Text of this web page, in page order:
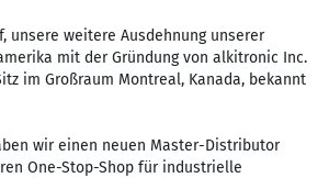
unsere weitere Ausdehnung unserer
mit der Gründung von alkitronic Inc.
im Großraum Montreal, Kanada, bekannt
wir einen neuen Master-Distributor
One-Stop-Shop für industrielle